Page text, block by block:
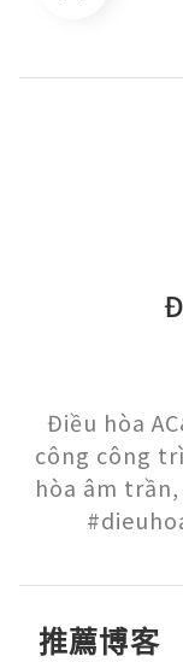
Điều hòa
công công
hòa âm
推薦博客